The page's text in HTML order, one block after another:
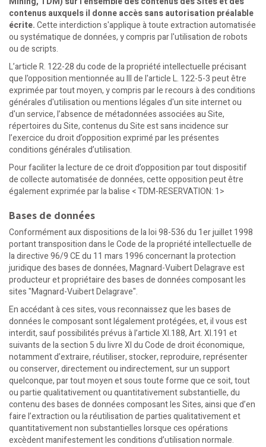
contenus auxquels il donne accès sans autorisation préalable
écrite.Cette interdiction s'applique à toute extraction automatisée
ou systématique de données, y compris par l'utilisation de robots
ou de scripts.
L’article R. 122-28 du code de la propriété intellectuelle précisant
que l'opposition mentionnée au III de l'article L. 122-5-3 peut être
exprimée par tout moyen, y compris par le recours à des conditions
générales d'utilisation ou mentions légales d'un site internet ou
d'un service, l’absence de métadonnées associées au Site,
répertoires du Site, contenus du Site est sans incidence sur
l’exercice du droit d’opposition exprimé par les présentes
conditions générales d’utilisation.
Pour faciliter la lecture de ce droit d’opposition par tout dispositif
de collecte automatisée de données, cette opposition peut être
également exprimée par la balise < TDM-RESERVATION: 1>
Bases de données
Conformément aux dispositions de la loi 98-536 du 1er juillet 1998
portant transposition dans le Code de la propriété intellectuelle de
la directive 96/9 CE du 11 mars 1996 concernant la protection
juridique des bases de données, Magnard-Vuibert Delagrave est
producteur et propriétaire des bases de données composant les
sites "Magnard-Vuibert Delagrave".
En accédant à ces sites, vous reconnaissez que les bases de
données le composant sont légalement protégées, et, il vous est
interdit, sauf possibilités prévus à l’article XI.188, Art. XI.191 et
suivants de la section 5 du livre XI du Code de droit économique,
notamment d’extraire, réutiliser, stocker, reproduire, représenter
ou conserver, directement ou indirectement, sur un support
quelconque, par tout moyen et sous toute forme que ce soit, tout
ou partie qualitativement ou quantitativement substantielle, du
contenu des bases de données composant les Sites, ainsi que d’en
faire l’extraction ou la réutilisation de parties qualitativement et
quantitativement non substantielles lorsque ces opérations
excèdent manifestement les conditions d’utilisation normale.